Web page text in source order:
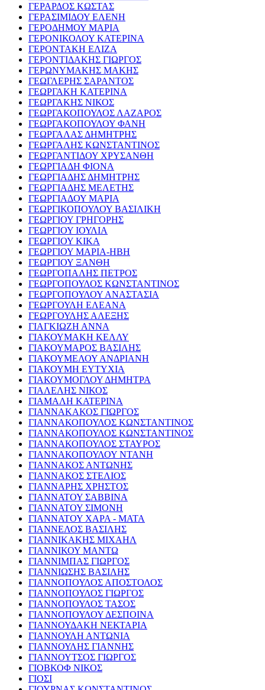
ΓΕΡΑΡΔΟΣ ΚΩΣΤΑΣ
ΓΕΡΑΣΙΜΙΔΟΥ ΕΛΕΝΗ
ΓΕΡΟΔΗΜΟΥ ΜΑΡΙΑ
ΓΕΡΟΝΙΚΟΛΟΥ ΚΑΤΕΡΙΝΑ
ΓΕΡΟΝΤΑΚΗ ΕΛΙΖΑ
ΓΕΡΟΝΤΙΔΑΚΗΣ ΓΙΩΡΓΟΣ
ΓΕΡΩΝΥΜΑΚΗΣ ΜΑΚΗΣ
ΓΕΩΓΛΕΡΗΣ ΣΑΡΑΝΤΟΣ
ΓΕΩΡΓΑΚΗ ΚΑΤΕΡΙΝΑ
ΓΕΩΡΓΑΚΗΣ ΝΙΚΟΣ
ΓΕΩΡΓΑΚΟΠΟΥΛΟΣ ΛΑΖΑΡΟΣ
ΓΕΩΡΓΑΚΟΠΟΥΛΟΥ ΦΑΝΗ
ΓΕΩΡΓΑΛΑΣ ΔΗΜΗΤΡΗΣ
ΓΕΩΡΓΑΛΗΣ ΚΩΝΣΤΑΝΤΙΝΟΣ
ΓΕΩΡΓΑΝΤΙΔΟΥ ΧΡΥΣΑΝΘΗ
ΓΕΩΡΓΙΑΔΗ ΦΙΟΝΑ
ΓΕΩΡΓΙΑΔΗΣ ΔΗΜΗΤΡΗΣ
ΓΕΩΡΓΙΑΔΗΣ ΜΕΛΕΤΗΣ
ΓΕΩΡΓΙΑΔΟΥ ΜΑΡΙΑ
ΓΕΩΡΓΙΚΟΠΟΥΛΟΥ ΒΑΣΙΛΙΚΗ
ΓΕΩΡΓΙΟΥ ΓΡΗΓΟΡΗΣ
ΓΕΩΡΓΙΟΥ ΙΟΥΛΙΑ
ΓΕΩΡΓΙΟΥ ΚΙΚΑ
ΓΕΩΡΓΙΟΥ ΜΑΡΙΑ-ΗΒΗ
ΓΕΩΡΓΙΟΥ ΞΑΝΘΗ
ΓΕΩΡΓΟΠΑΛΗΣ ΠΕΤΡΟΣ
ΓΕΩΡΓΟΠΟΥΛΟΣ ΚΩΝΣΤΑΝΤΙΝΟΣ
ΓΕΩΡΓΟΠΟΥΛΟΥ ΑΝΑΣΤΑΣΙΑ
ΓΕΩΡΓΟΥΛΗ ΕΛΕΑΝΑ
ΓΕΩΡΓΟΥΛΗΣ ΑΛΕΞΗΣ
ΓΙΑΓΚΙΩΖΗ ΑΝΝΑ
ΓΙΑΚΟΥΜΑΚΗ ΚΕΛΛΥ
ΓΙΑΚΟΥΜΑΡΟΣ ΒΑΣΙΛΗΣ
ΓΙΑΚΟΥΜΕΛΟΥ ΑΝΔΡΙΑΝΗ
ΓΙΑΚΟΥΜΗ ΕΥΤΥΧΙΑ
ΓΙΑΚΟΥΜΟΓΛΟΥ ΔΗΜΗΤΡΑ
ΓΙΑΛΕΛΗΣ ΝΙΚΟΣ
ΓΙΑΜΑΛΗ ΚΑΤΕΡΙΝΑ
ΓΙΑΝΝΑΚΑΚΟΣ ΓΙΩΡΓΟΣ
ΓΙΑΝΝΑΚΟΠΟΥΛΟΣ ΚΩΝΣΤΑΝΤΙΝΟΣ
ΓΙΑΝΝΑΚΟΠΟΥΛΟΣ ΚΩΝΣΤΑΝΤΙΝΟΣ
ΓΙΑΝΝΑΚΟΠΟΥΛΟΣ ΣΤΑΥΡΟΣ
ΓΙΑΝΝΑΚΟΠΟΥΛΟΥ ΝΤΑΝΗ
ΓΙΑΝΝΑΚΟΣ ΑΝΤΩΝΗΣ
ΓΙΑΝΝΑΚΟΣ ΣΤΕΛΙΟΣ
ΓΙΑΝΝΑΡΗΣ ΧΡΗΣΤΟΣ
ΓΙΑΝΝΑΤΟΥ ΣΑΒΒΙΝΑ
ΓΙΑΝΝΑΤΟΥ ΣΙΜΟΝΗ
ΓΙΑΝΝΑΤΟΥ ΧΑΡΑ - ΜΑΤΑ
ΓΙΑΝΝΕΛΟΣ ΒΑΣΙΛΗΣ
ΓΙΑΝΝΙΚΑΚΗΣ ΜΙΧΑΗΛ
ΓΙΑΝΝΙΚΟΥ ΜΑΝΤΩ
ΓΙΑΝΝΙΜΠΑΣ ΓΙΩΡΓΟΣ
ΓΙΑΝΝΙΩΣΗΣ ΒΑΣΙΛΗΣ
ΓΙΑΝΝΟΠΟΥΛΟΣ ΑΠΟΣΤΟΛΟΣ
ΓΙΑΝΝΟΠΟΥΛΟΣ ΓΙΩΡΓΟΣ
ΓΙΑΝΝΟΠΟΥΛΟΣ ΤΑΣΟΣ
ΓΙΑΝΝΟΠΟΥΛΟΥ ΔΕΣΠΟΙΝΑ
ΓΙΑΝΝΟΥΔΑΚΗ ΝΕΚΤΑΡΙΑ
ΓΙΑΝΝΟΥΛΗ ΑΝΤΩΝΙΑ
ΓΙΑΝΝΟΥΛΗΣ ΓΙΑΝΝΗΣ
ΓΙΑΝΝΟΥΤΣΟΣ ΓΙΩΡΓΟΣ
ΓΙΟΒΚΟΦ ΝΙΚΟΣ
ΓΙΟΣΙ